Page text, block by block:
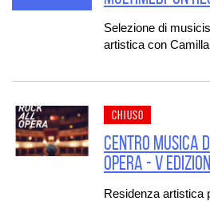
Selezione di
artistica con
CHIUSO
CENTRO MUSICA
OPERA - V
Residenza artistica